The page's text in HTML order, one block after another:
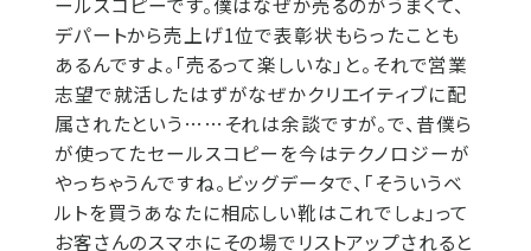
デパートから売上げ1位で表彰状もらったことも
あるんですよ。「売るって楽しいな」と。それで営業
志望で就活したはずがなぜかクリエイティブに配
属されたという……それは余談ですが。で、昔僕ら
が使ってたセールスコピーを今はテクノロジーが
やっちゃうんですね。ビッグデータで、「そういうベ
ルトを買うあなたに相応しい靴はこれでしょ」って
お客さんのスマホにその場でリストアップされると